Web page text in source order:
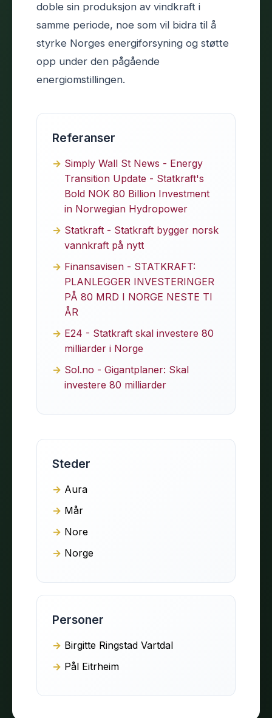
doble sin produksjon av vindkraft i
samme periode, noe som vil bidra til å
styrke Norges energiforsyning og støtte
opp under den pågående
energiomstillingen.
Referanser
Simply Wall St News - Energy
Transition Update - Statkraft's
Bold NOK 80 Billion Investment
in Norwegian Hydropower
Statkraft - Statkraft bygger norsk
vannkraft på nytt
Finansavisen - STATKRAFT:
PLANLEGGER INVESTERINGER
PÅ 80 MRD I NORGE NESTE TI
ÅR
E24 - Statkraft skal investere 80
milliarder i Norge
Sol.no - Gigantplaner: Skal
investere 80 milliarder
Steder
Aura
Mår
Nore
Norge
Personer
Birgitte Ringstad Vartdal
Pål Eitrheim